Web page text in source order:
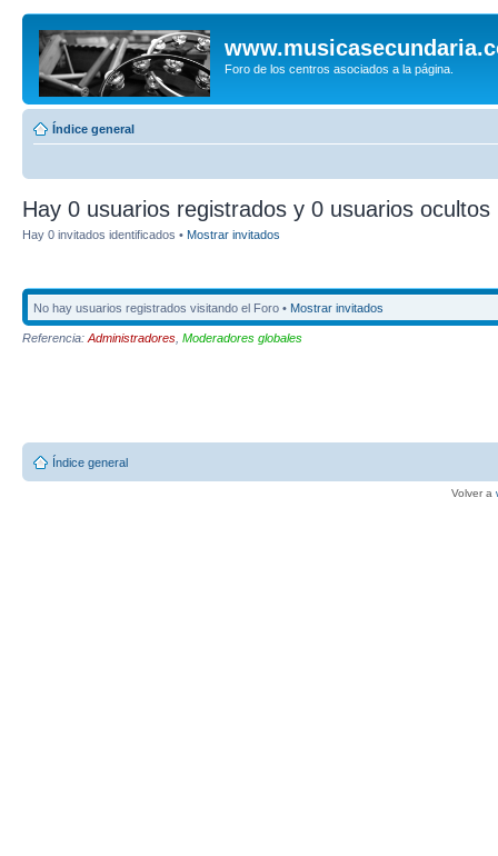
Foro de los centros asociados a la página.
Índice general
Hay 0 usuarios registrados y 0 usuarios ocultos
Hay 0 invitados identificados • Mostrar invitados
No hay usuarios registrados visitando el Foro • Mostrar invitados
Referencia: Administradores Moderadores globales
Índice general
Volver a